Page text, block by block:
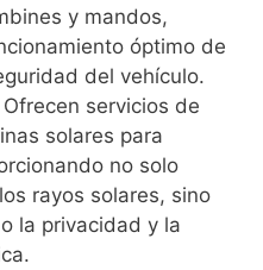
y mandos,
óptimo de
del vehículo.
Ofrecen servicios de
solares para
no solo
rayos solares, sino
la privacidad y la